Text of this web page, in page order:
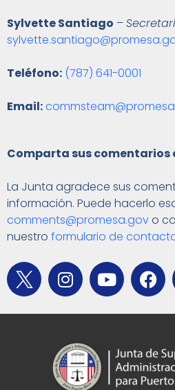
Sylvette Santiago –
Teléfono: (787) 641-0001
Email:
Comparta sus comentarios
La Junta agradece sus
información. Puede hacerlo
comments@promesa.govo
nuestro formulario de